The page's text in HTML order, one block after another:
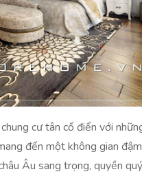
cư tân cổ điển với
đến một không gian
Âu sang trọng, quyền quý